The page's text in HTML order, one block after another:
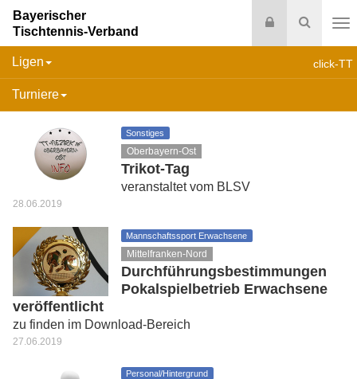
Suche
Login
Bayerischer
Tischtennis-Verband
click-TT
Ligen
Turniere
Sonstiges
Oberbayern-Ost
Trikot-Tag
veranstaltet vom BLSV
28.06.2019
Mannschaftssport Erwachsene
Mittelfranken-Nord
Durchführungsbestimmungen
Pokalspielbetrieb Erwachsene
veröffentlicht
zu finden im Download-Bereich
27.06.2019
Personal/Hintergrund